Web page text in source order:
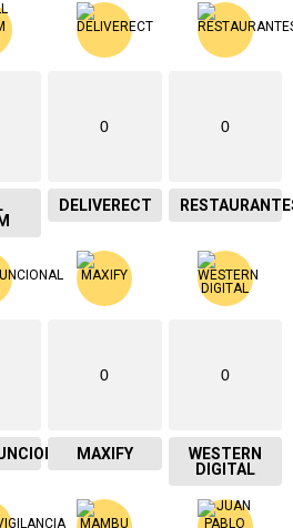
0
DELIVERECT
0
0
MAXIFY
0
WESTERN
DIGITAL